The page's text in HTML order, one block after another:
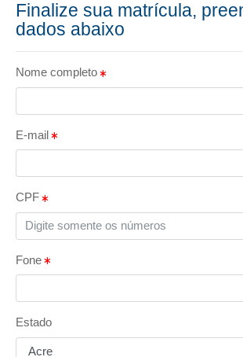
Finalize sua matrícula,
dados abaixo
Nome completo
E-mail
CPF
Fone
Estado